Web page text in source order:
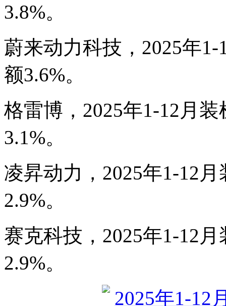
3.8%。
蔚来动力科技，2025年
额3.6%。
格雷博，2025年1-12月
3.1%。
凌昇动力，2025年1-12
2.9%。
赛克科技，2025年1-12
2.9%。